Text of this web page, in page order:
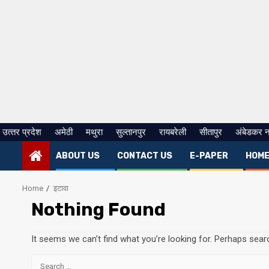
उत्‍तर प्रदेश अमेठी मथुरा सुल्तानपुर रायबरेली सीतापुर अंबेडकर
ABOUT US CONTACT US E-PAPER HOME
Home इटावा
Nothing Found
It seems we can’t find what you’re looking for. Perhaps
Search